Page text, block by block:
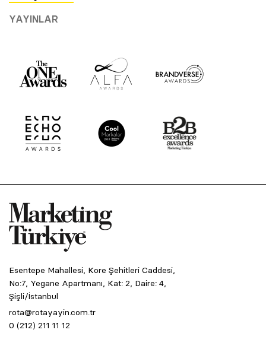
YAYINLAR
Esentepe Mahallesi, Kore Şehitleri Caddesi,
No:7, Yegane Apartmanı, Kat: 2, Daire: 4,
Şişli/İstanbul
rota@rotayayin.com.tr
0 (212) 211 11 12